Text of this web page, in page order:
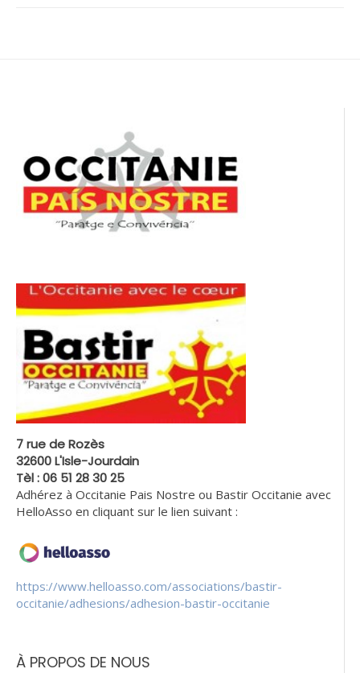
7 rue de Rozès
32600 L'Isle-Jourdain
Tèl : 06 51 28 30 25
Adhérez à Occitanie Pais Nostre ou Bastir Occitanie avec
HelloAsso en cliquant sur le lien suivant :
https://www.helloasso.com/associations/bastir-
occitanie/adhesions/adhesion-bastir-occitanie
À PROPOS DE NOUS